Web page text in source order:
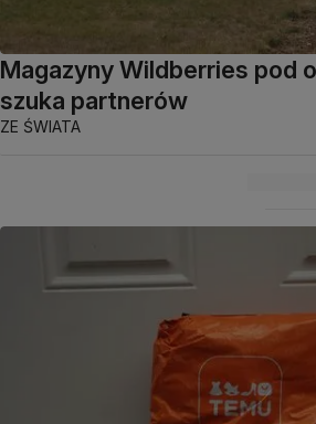
Magazyny Wildberries pod
szuka partnerów
ZE ŚWIATA